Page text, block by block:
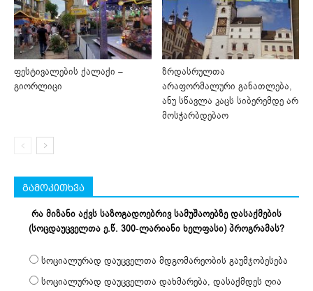
ფესტივალების ქალაქი –
გიორლიცი
ზრდასრულთა
არაფორმალური განათლება,
ანუ სწავლა კაცს სიბერემდე არ
მოსჭარბდებაო
გამოკითხვა
რა მიზანი აქვს საზოგადოებრივ სამუშაოებზე დასაქმების
(სოცდაუცველთა ე.წ. 300-ლარიანი ხელფასი) პროგრამას?
სოციალურად დაუცველთა მდგომარეობის გაუმჯობესება
სოციალურად დაუცველთა დახმარება, დასაქმდეს ღია